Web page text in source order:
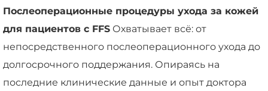
Послеоперационные процедуры ухода за кожей
для пациентов с FFS Охватывает всё: от
непосредственного послеоперационного ухода до
долгосрочного поддержания. Опираясь на
последние клинические данные и опыт доктора